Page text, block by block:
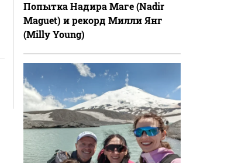
Попытка Надира Маге (Nadir
Maguet) и рекорд Милли Янг
(Milly Young)